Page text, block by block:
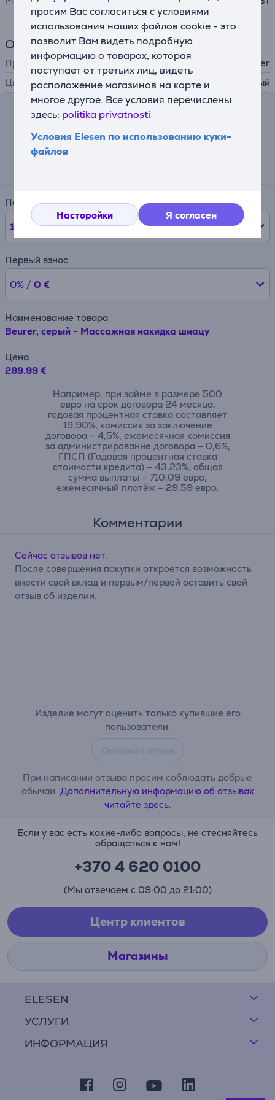
просим Вас согласиться с условиями
использования наших файлов cookie - это
позволит Вам видеть подробную
информацию о товарах, которая
поступает от третьих лиц, видеть
расположение магазинов на карте и
многое другое. Все условия перечислены
здесь: politika privatnosti
Условия Elesen по использованию куки-
файлов
Насторойки Я согласен
Общий параметр
Производитель
Beurer
Цвет
серый
Лизинговый калькулятор
Ожидаемый ежемесячный платеж
Период
12 мес.
Первый взнос
0% / 0 €
Наименование товара
Beurer, серый - Массажная накидка шиацу
Цена
289.99 €
Например, при займе в размере 500
евро на срок договора 24 месяца,
годовая процентная ставка составляет
19,90%, комиссия за заключение
договора – 4,5%, ежемесячная комиссия
за администрирование договора – 0,6%,
ГПСП (Годовая процентная ставка
стоимости кредита) – 43,23%, общая
сумма выплаты – 710,09 евро,
ежемесячный платёж – 29,59 евро.
Комментарии
Изделие могут оценить только купившие его
пользователи.
При написании отзыва просим соблюдать добрые
обычаи. Дополнительную информацию об отзывах
читайте здесь.
Сейчас отзывов нет.
После совершения покупки откроется возможность
внести свой вклад и первым/первой оставить свой
отзыв об изделии.
ELESEN
УСЛУГИ
ИНФОРМАЦИЯ
Если у вас есть какие-либо вопросы, не стесняйтесь
обращаться к нам!
+370 4 620 0100
(Мы отвечаем с 09:00 до 21:00)
Центр клиентов
Магазины